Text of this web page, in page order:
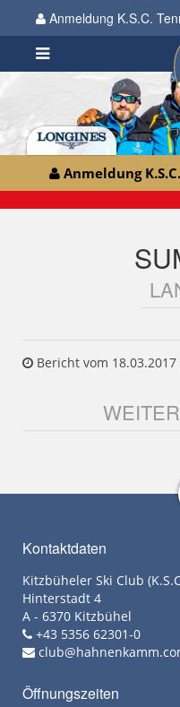
Anmeldung K.S.C.
Anmeldung
Bericht vom 18.03.2017
Kontaktdaten
Kitzbüheler Ski Club
Hinterstadt 4
A - 6370 Kitzbühel
+43 5356 62301-0
Öffnungszeiten